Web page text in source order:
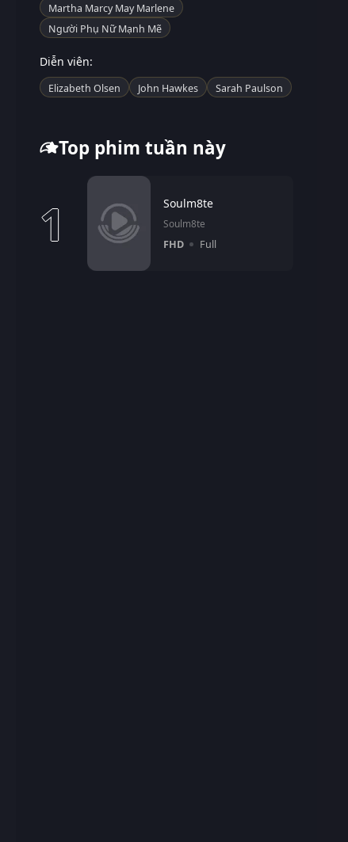
Martha Marcy May Marlene
Người Phụ Nữ Mạnh Mẽ
Diễn viên:
Elizabeth Olsen John Hawkes Sarah Paulson
Top phim tuần này
1 Soulm8te
Soulm8te
FHD Full